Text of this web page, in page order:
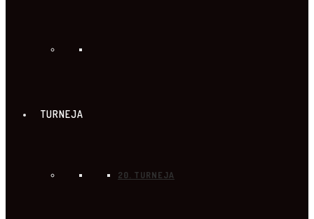
TURNEJA
20. TURNEJA